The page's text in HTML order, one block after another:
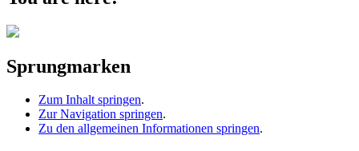
Sprungmarken
Zum Inhalt springen.
Zur Navigation springen.
Zu den allgemeinen Informationen springen.